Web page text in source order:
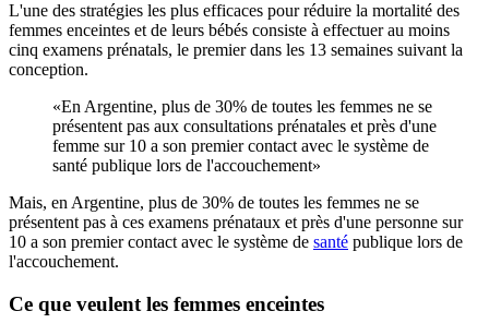
L'une des stratégies les plus efficaces pour réduire la mortalité des
femmes enceintes et de leurs bébés consiste à effectuer au moins
cinq examens prénatals, le premier dans les 13 semaines suivant la
conception.
«En Argentine, plus de 30% de toutes les femmes ne se
présentent pas aux consultations prénatales et près d'une
femme sur 10 a son premier contact avec le système de
santé publique lors de l'accouchement»
Mais, en Argentine, plus de 30% de toutes les femmes ne se
présentent pas à ces examens prénataux et près d'une personne sur
10 a son premier contact avec le système de santé publique lors de
l'accouchement.
Ce que veulent les femmes enceintes